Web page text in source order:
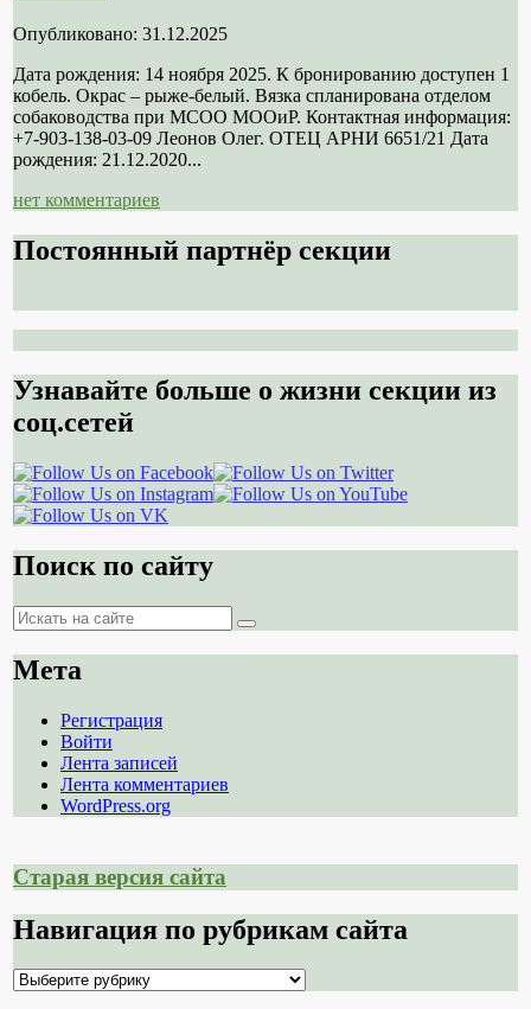
Опубликовано: 31.12.2025
Дата рождения: 14 ноября 2025. К бронированию доступен 1
кобель. Окрас – рыже-белый. Вязка спланирована отделом
собаководства при МСОО МООиР. Контактная информация:
+7-903-138-03-09 Леонов Олег. ОТЕЦ АРНИ 6651/21 Дата
рождения: 21.12.2020...
нет комментариев
Постоянный партнёр секции
Узнавайте больше о жизни секции из
соц.сетей
Поиск по сайту
Поиск
Поиск
Мета
Регистрация
Войти
Лента записей
Лента комментариев
WordPress.org
Старая версия сайта
Навигация по рубрикам сайта
Навигация